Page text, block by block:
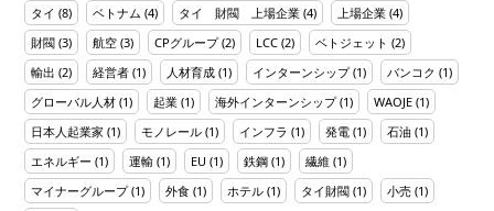
タイ (8) ベトナム (4) タイ 財閥 上場企業 (4) 上場企業 (4)
財閥 (3) 航空 (3) CPグループ(2) LCC (2) ベトジェット (2)
輸出 (2) 経営者 (1) 人材育成 (1) インターンシップ(1) バンコク (1)
グローバル人材 (1) 起業 (1) 海外インターンシップ(1) WAOJE (1)
日本人起業家 (1) モノレール (1) インフラ (1) 発電 (1) 石油 (1)
エネルギー (1) 運輸 (1) EU (1) 鉄鋼 (1) 繊維 (1)
マイナーグループ(1) 外食 (1) ホテル (1) タイ財閥 (1) 小売 (1)